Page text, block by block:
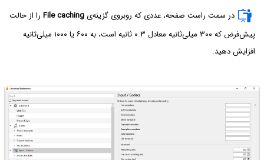
در سمت راست صفحه، عددی که روبروی گزینه‌ی File caching را از حالت
پیش‌فرض که ۳۰۰ میلی‌ثانیه معادل ۰.۳ ثانیه است، به ۶۰۰ یا ۱۰۰۰ میلی‌ثانیه
افزایش دهید.